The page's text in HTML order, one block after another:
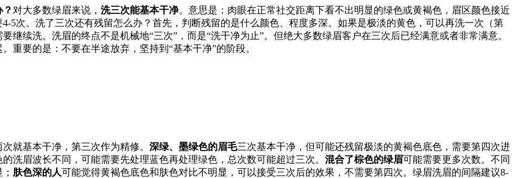
对大多数绿眉来说， 洗三次能基本干净。意思是：肉眼在正常社交距离下看不出明显的绿色或黄褐色，眉区颜色接近
5次。洗了三次还有残留怎么办？首先，判断残留的是什么颜色、程度多深。如果是极淡的黄色，可以再洗一次（第
继续洗。洗眉的终点不是机械地“三次”，而是“洗干净为止”。但绝大多数绿眉客户在三次后已经满意或者非常满意。
重要的是：不要在半途放弃，坚持到“基本干净”的阶段。
就基本干净，第三次作为精修。 深绿、墨绿色的眉毛三次基本干净，但可能还残留极淡的黄褐色底色，需要第四次进
洗眉波长不同，可能需要先处理蓝色再处理绿色，总次数可能超过三次。 混合了棕色的绿眉可能需要更多次数。不同
肤色深的人可能觉得黄褐色底色和肤色对比不明显，可以接受三次后的效果，不需要第四次。绿眉洗眉的间隔建议8-